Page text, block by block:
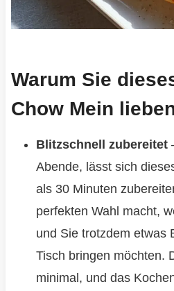
Warum Sie
Chow Mein
Blitzschnell zubereitet
Abende, lässt sich
als 30 Minuten
perfekten Wahl macht,
und Sie trotzdem etwas
Tisch bringen möchten.
minimal, und das